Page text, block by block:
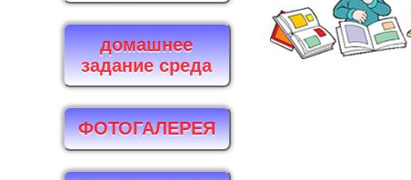
домашнее
задание среда
ФОТОГАЛЕРЕЯ